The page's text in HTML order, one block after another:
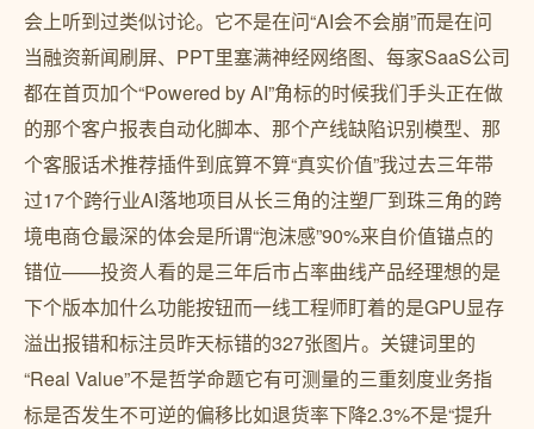
会上听到过类似讨论。它不是在问“AI会不会崩”而是在问
当融资新闻刷屏、PPT里塞满神经网络图、每家SaaS公司
都在首页加个“Powered by AI”角标的时候我们手头正在做
的那个客户报表自动化脚本、那个产线缺陷识别模型、那
个客服话术推荐插件到底算不算“真实价值”我过去三年带
过17个跨行业AI落地项目从长三角的注塑厂到珠三角的跨
境电商仓最深的体会是所谓“泡沫感”90%来自价值锚点的
错位——投资人看的是三年后市占率曲线产品经理想的是
下个版本加什么功能按钮而一线工程师盯着的是GPU显存
溢出报错和标注员昨天标错的327张图片。关键词里的
“Real Value”不是哲学命题它有可测量的三重刻度业务指
标是否发生不可逆的偏移比如退货率下降2.3%不是“提升